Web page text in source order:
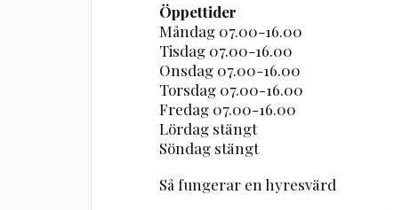
Öppettider
Måndag 07.00-16.00
Tisdag 07.00-16.00
Onsdag 07.00-16.00
Torsdag 07.00-16.00
Fredag 07.00-16.00
Lördag stängt
Söndag stängt
Så fungerar en hyresvärd